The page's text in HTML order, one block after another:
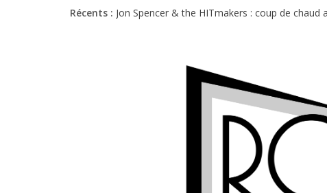
Récents : Jon Spencer & the HITmakers : coup de chaud
Charlie Puth à l’Olympia : la leçon de pop du